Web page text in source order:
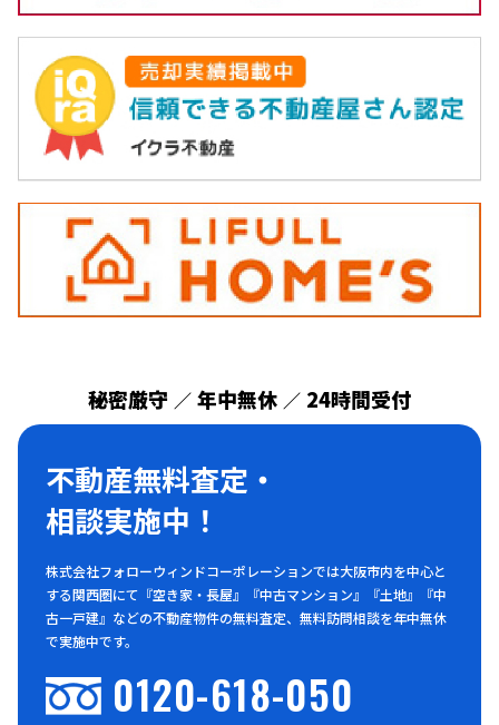
秘密厳守 ／ 年中無休 ／ 24時間受付
不動産無料査定・
相談実施中！
株式会社フォローウィンドコーポレーションでは大阪市内を中心と
する関西圏にて『空き家・長屋』『中古マンション』『土地』『中
古一戸建』などの不動産物件の無料査定、無料訪問相談を年中無休
で実施中です。
0120-618-050